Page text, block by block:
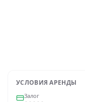
УСЛОВИЯ АРЕНДЫ
Залог